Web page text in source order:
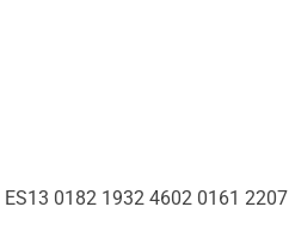
ES13 0182 1932 4602 0161 2207